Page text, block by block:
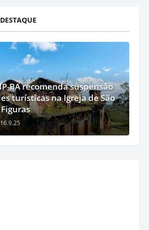
BA recomenda suspensão
turísticas na Igreja de São
16.9.25